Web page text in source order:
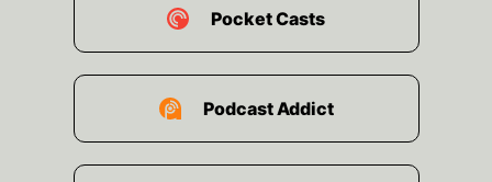
Schwächen des Systems UNO analysieren über
die Wirkung der Sicherheitsrat sprechen aber
vor allem nach den Zukunftschancen der
Weltorganisation suchen.
00:02:03: Herr Brigadier, wenn heute irgendwo
auf der Welt ein Konflikt ausbricht so habe ich
Pocket Casts
Podcast Addict